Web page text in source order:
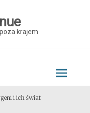
krajem
i ich świat